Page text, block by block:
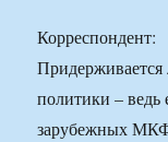
Корреспондент:
Придерживается
политики – ведь
зарубежных МКФ